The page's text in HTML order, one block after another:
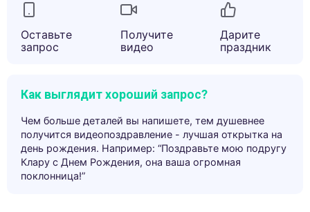
Оставьте
запрос
Получите
видео
Дарите
праздник
Как выглядит хороший запрос?
Чем больше деталей вы напишете, тем душевнее
получится видеопоздравление - лучшая открытка на
день рождения. Например: “Поздравьте мою подругу
Клару с Днем Рождения, она ваша огромная
поклонница!”